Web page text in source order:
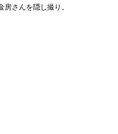
さんを隠し撮り。